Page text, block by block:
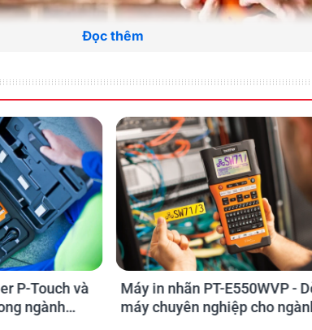
thi công hệ
đáp ứng hầu hết các nhu cầu in ấn, đánh dấu trong thi
Đọc thêm
Đọc thêm
P-Touch và
ngành
Máy in nhãn PT-E550WVP -
máy chuyên nghiệp cho